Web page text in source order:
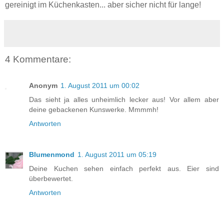
gereinigt im Küchenkasten... aber sicher nicht für lange!
4 Kommentare:
Anonym 1. August 2011 um 00:02
Das sieht ja alles unheimlich lecker aus! Vor allem aber
deine gebackenen Kunswerke. Mmmmh!
Antworten
Blumenmond 1. August 2011 um 05:19
Deine Kuchen sehen einfach perfekt aus. Eier sind
überbewertet.
Antworten